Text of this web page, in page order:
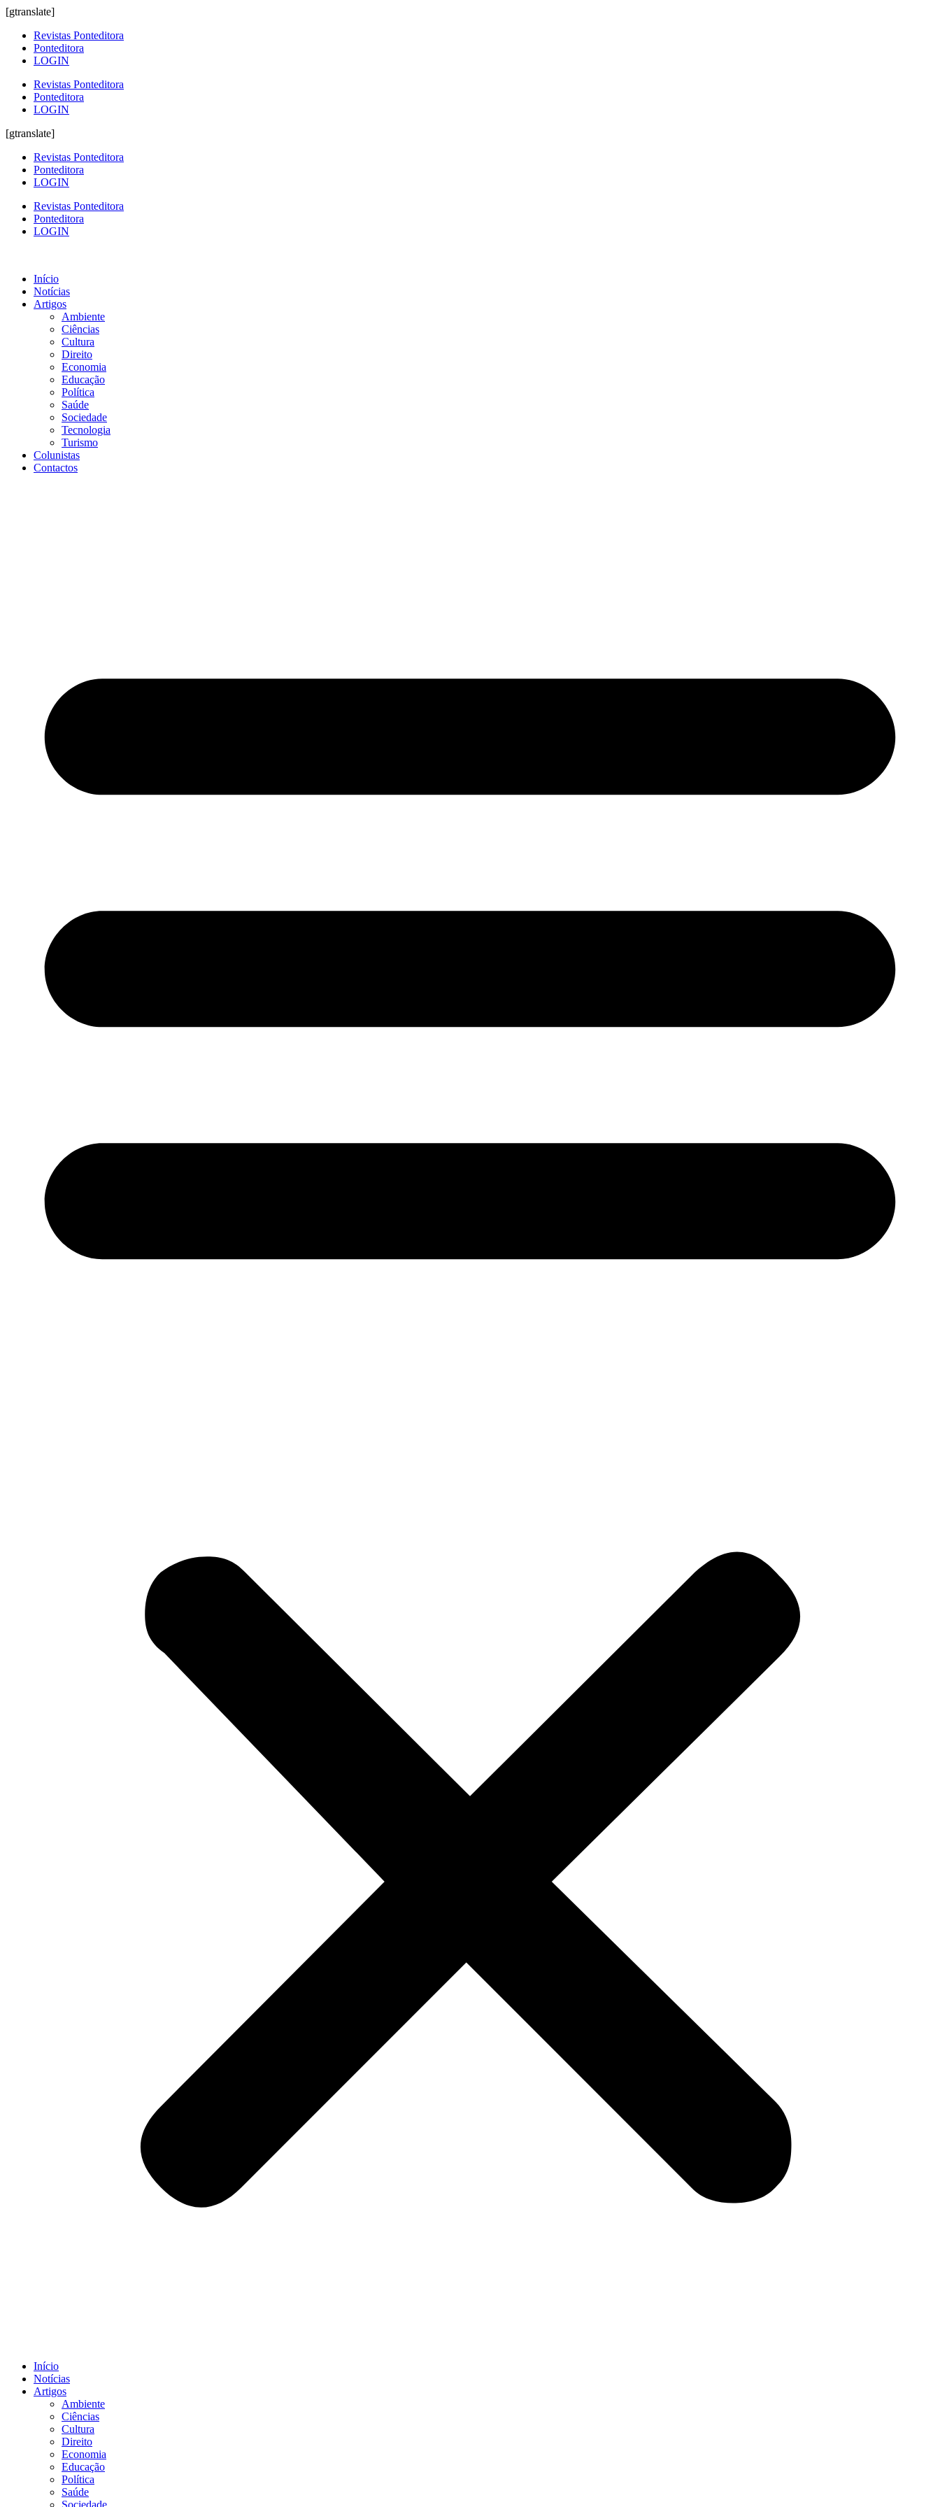
[gtranslate]
Revistas Ponteditora
Ponteditora
LOGIN
Revistas Ponteditora
Ponteditora
LOGIN
[gtranslate]
Revistas Ponteditora
Ponteditora
LOGIN
Revistas Ponteditora
Ponteditora
LOGIN
Início
Notícias
Artigos
Ambiente
Ciências
Cultura
Direito
Economia
Educação
Política
Saúde
Sociedade
Tecnologia
Turismo
Colunistas
Contactos
Início
Notícias
Artigos
Ambiente
Ciências
Cultura
Direito
Economia
Educação
Política
Saúde
Sociedade